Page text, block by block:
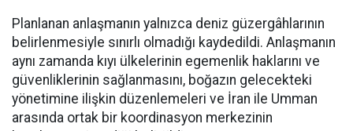
Planlanan anlaşmanın yalnızca deniz güzergâhlarının
belirlenmesiyle sınırlı olmadığı kaydedildi. Anlaşmanın
aynı zamanda kıyı ülkelerinin egemenlik haklarını ve
güvenliklerinin sağlanmasını, boğazın gelecekteki
yönetimine ilişkin düzenlemeleri ve İran ile Umman
arasında ortak bir koordinasyon merkezinin